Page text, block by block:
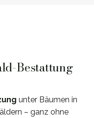
Bestattung
unter Bäumen in
– ganz ohne